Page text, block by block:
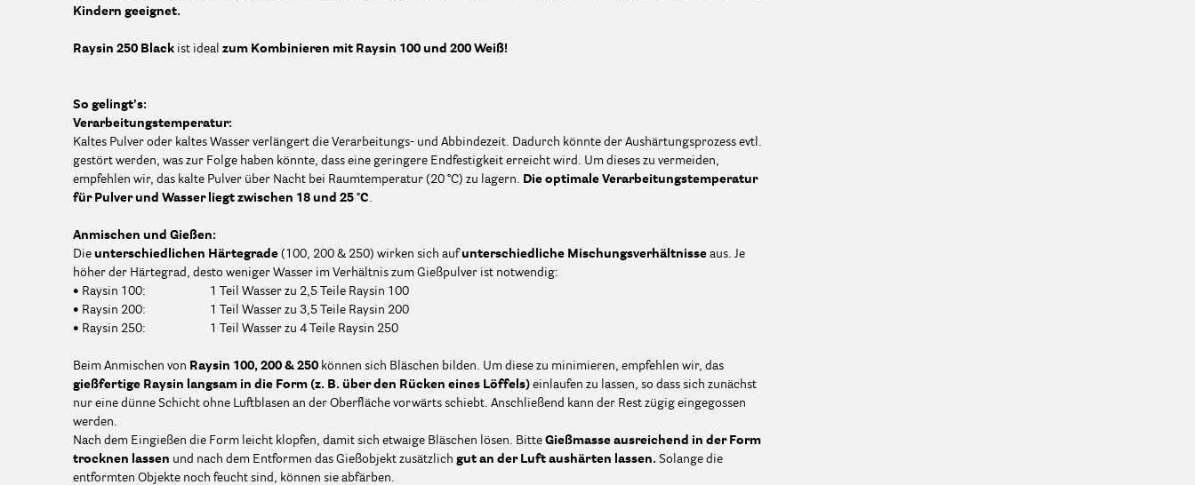
Kindern geeignet.
Raysin 250 Black ist ideal zum Kombinieren mit Raysin 100 und 200 Weiß!
So gelingt’s:
Verarbeitungstemperatur:
Kaltes Pulver oder kaltes Wasser verlängert die Verarbeitungs- und Abbindezeit. Dadurch könnte der Aushärtungsprozess evtl.
gestört werden, was zur Folge haben könnte, dass eine geringere Endfestigkeit erreicht wird. Um dieses zu vermeiden,
empfehlen wir, das kalte Pulver über Nacht bei Raumtemperatur (20 °C) zu lagern.
Die optimale Verarbeitungstemperatur
für Pulver und Wasser liegt zwischen 18 und 25 °C
Anmischen und Gießen:
Die unterschiedlichen Härtegrade (100, 200 & 250) wirken sich aufunterschiedliche Mischungsverhältnisse aus. Je
höher der Härtegrad, desto weniger Wasser im Verhältnis zum Gießpulver ist notwendig:
• Raysin 100: 1 Teil Wasser zu 2,5 Teile Raysin 100
• Raysin 200: 1 Teil Wasser zu 3,5 Teile Raysin 200
• Raysin 250: 1 Teil Wasser zu 4 Teile Raysin 250
Beim Anmischen von Raysin 100, 200 & 250 können sich Bläschen bilden. Um diese zu minimieren, empfehlen wir, das
gießfertige Raysin langsam in die Form (z. B. über den Rücken eines Löffels) einlaufen zu lassen, so dass sich zunächst
nur eine dünne Schicht ohne Luftblasen an der Oberfläche vorwärts schiebt. Anschließend kann der Rest zügig eingegossen
werden.
Nach dem Eingießen die Form leicht klopfen, damit sich etwaige Bläschen lösen. Bitte Gießmasse ausreichend in der Form
trocknen lassen und nach dem Entformen das Gießobjekt zusätzlich gut an der Luft aushärten lassen. Solange die
entformten Objekte noch feucht sind, können sie abfärben.